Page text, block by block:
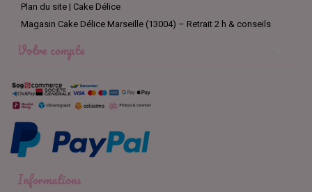
Plan du site | Cake Délice
Magasin Cake Délice Marseille (13004) – Retrait 2 h & conseils
Votre compte
Informations